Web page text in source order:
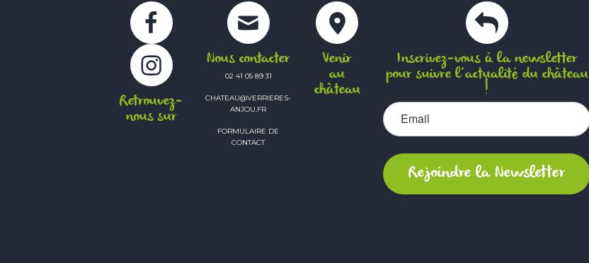
Retrouvez-
nous sur
Facebook
Instagram Nous contacter
02 41 05 89 31
CHATEAU@VERRIERES-
ANJOU.FR
FORMULAIRE DE
CONTACT
Venir
au
château
Inscrivez-vous à la newsletter
pour suivre l’actualité du château
!